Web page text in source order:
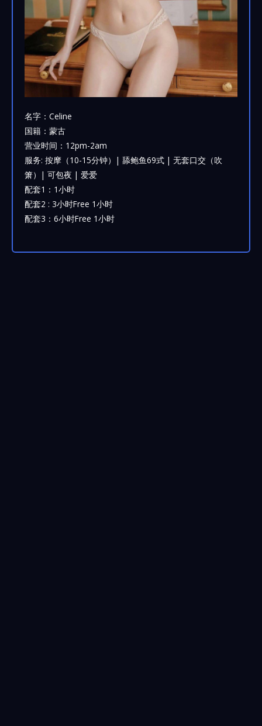
名字：Celine
国籍：蒙古
营业时间：12pm-2am
服务: 按摩（10-15分钟）| 舔鲍鱼69式 | 无套口交（吹
箫）| 可包夜 | 爱爱
配套1：1小时
配套2 : 3小时Free 1小时
配套3：6小时Free 1小时